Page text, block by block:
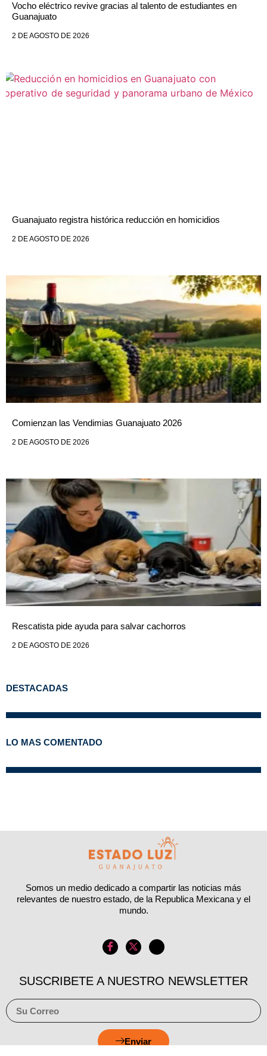
Vocho eléctrico revive gracias al talento de estudiantes en
Guanajuato
2 DE AGOSTO DE 2026
Guanajuato registra histórica reducción en homicidios
2 DE AGOSTO DE 2026
Comienzan las Vendimias Guanajuato 2026
2 DE AGOSTO DE 2026
Rescatista pide ayuda para salvar cachorros
2 DE AGOSTO DE 2026
DESTACADAS
LO MAS COMENTADO
Somos un medio dedicado a compartir las noticias más
relevantes de nuestro estado, de la Republica Mexicana y el
mundo.
SUSCRIBETE A NUESTRO NEWSLETTER
Enviar